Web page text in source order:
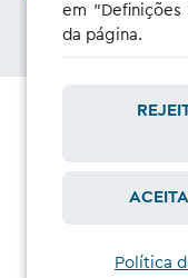
em
da página.
Política